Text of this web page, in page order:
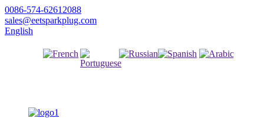
0086-574-62612088
sales@eetsparkplug.com
English